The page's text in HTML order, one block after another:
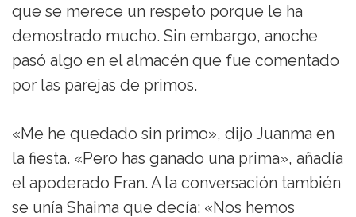
que se merece un respeto porque le ha
demostrado mucho. Sin embargo, anoche
pasó algo en el almacén que fue comentado
por las parejas de primos.
«Me he quedado sin primo», dijo Juanma en
la fiesta. «Pero has ganado una prima», añadía
el apoderado Fran. A la conversación también
se unía Shaima que decía: «Nos hemos